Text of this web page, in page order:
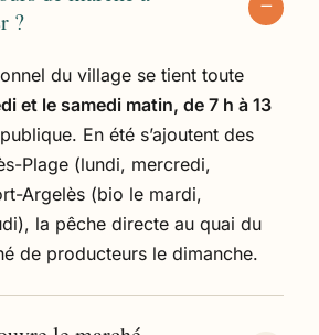
?
du village se tient toute
et le samedi matin, de 7 h à 13
En été s’ajoutent des
Plage (lundi, mercredi,
Argelès (bio le mardi,
la pêche directe au quai du
de producteurs le dimanche.